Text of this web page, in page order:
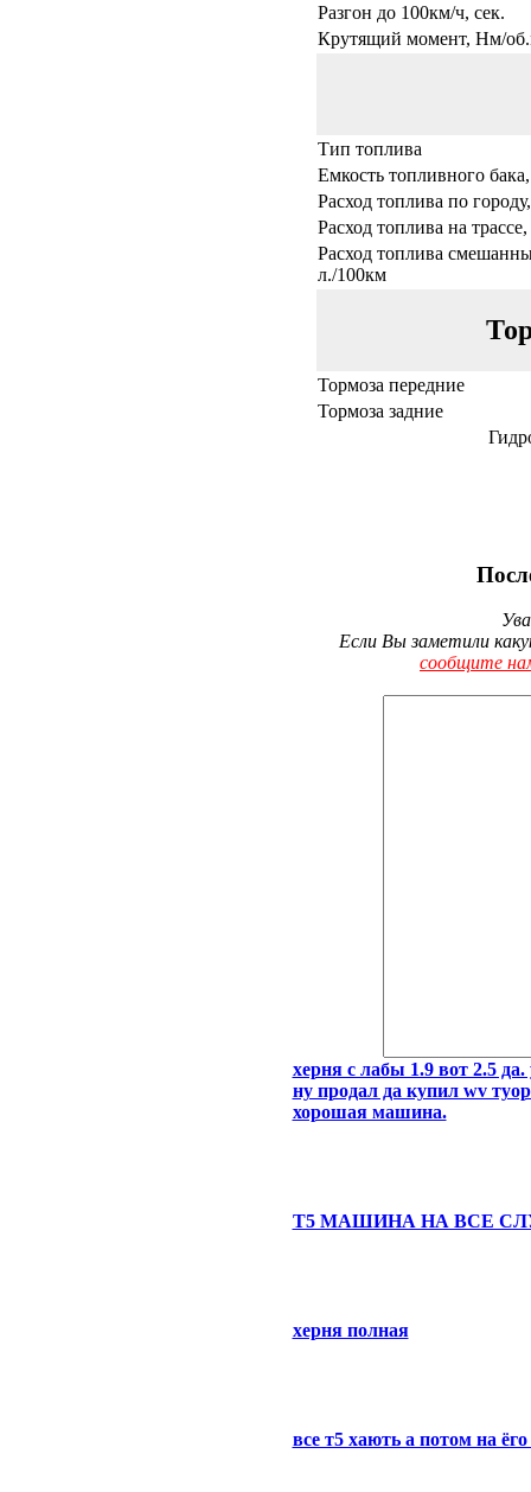
Разгон до 100км/ч, сек.
Крутящий момент, Нм/
Тип топлива
Емкость топливного
Расход топлива по
Расход топлива на
Расход топлива
л./100км
Тормоза передние
Тормоза задние
Если Вы заметили
сообщите
херня с лабы 1.9 вот 2.5
ну продал да купил wv
хорошая машина.
Т5 МАШИНА НА ВСЕ
херня полная
все т5 хають а потом на